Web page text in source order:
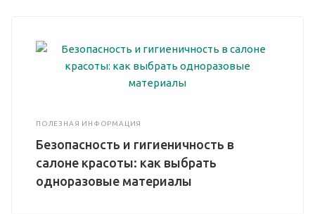
ПОЛЕЗНАЯ ИНФОРМАЦИЯ
Безопасность и гигиеничность в
салоне красоты: как выбрать
одноразовые материалы